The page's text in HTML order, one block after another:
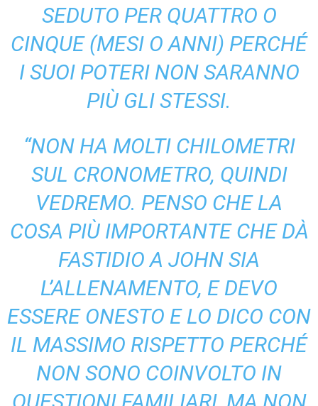
SEDUTO PER QUATTRO O
CINQUE (MESI O ANNI) PERCHÉ
I SUOI POTERI NON SARANNO
PIÙ GLI STESSI.
“NON HA MOLTI CHILOMETRI
SUL CRONOMETRO, QUINDI
VEDREMO. PENSO CHE LA
COSA PIÙ IMPORTANTE CHE DÀ
FASTIDIO A JOHN SIA
L’ALLENAMENTO, E DEVO
ESSERE ONESTO E LO DICO CON
IL MASSIMO RISPETTO PERCHÉ
NON SONO COINVOLTO IN
QUESTIONI FAMILIARI, MA NON